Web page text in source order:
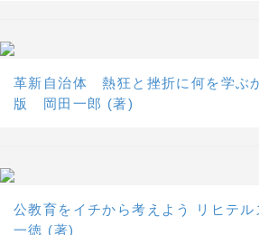
革新自治体 熱狂と挫折に何を学ぶ
版 岡田一郎 (著)
公教育をイチから考えよう リヒテ
一徳 (著)